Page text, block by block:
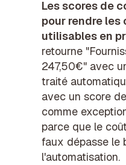
Les scores de
pour rendre
utilisables en
retourne
247,50€" avec
traité
avec un score
comme
parce que le
faux dépasse le
l'automatisation.